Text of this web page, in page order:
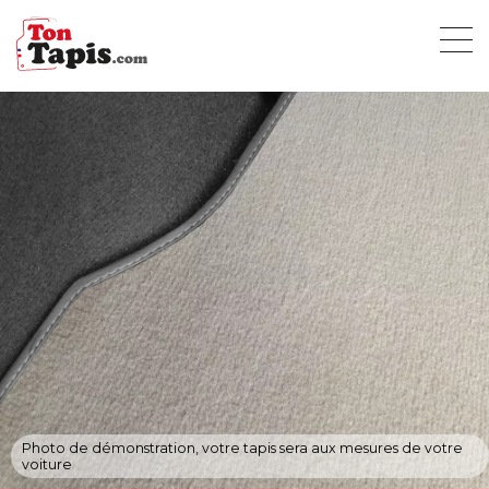
Photo de démonstration, votre tapis sera aux mesures de votre
voiture